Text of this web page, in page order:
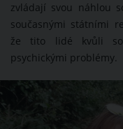
zvládají svou náhlou
současnými státními
že tito lidé kvůli
psychickými problémy.